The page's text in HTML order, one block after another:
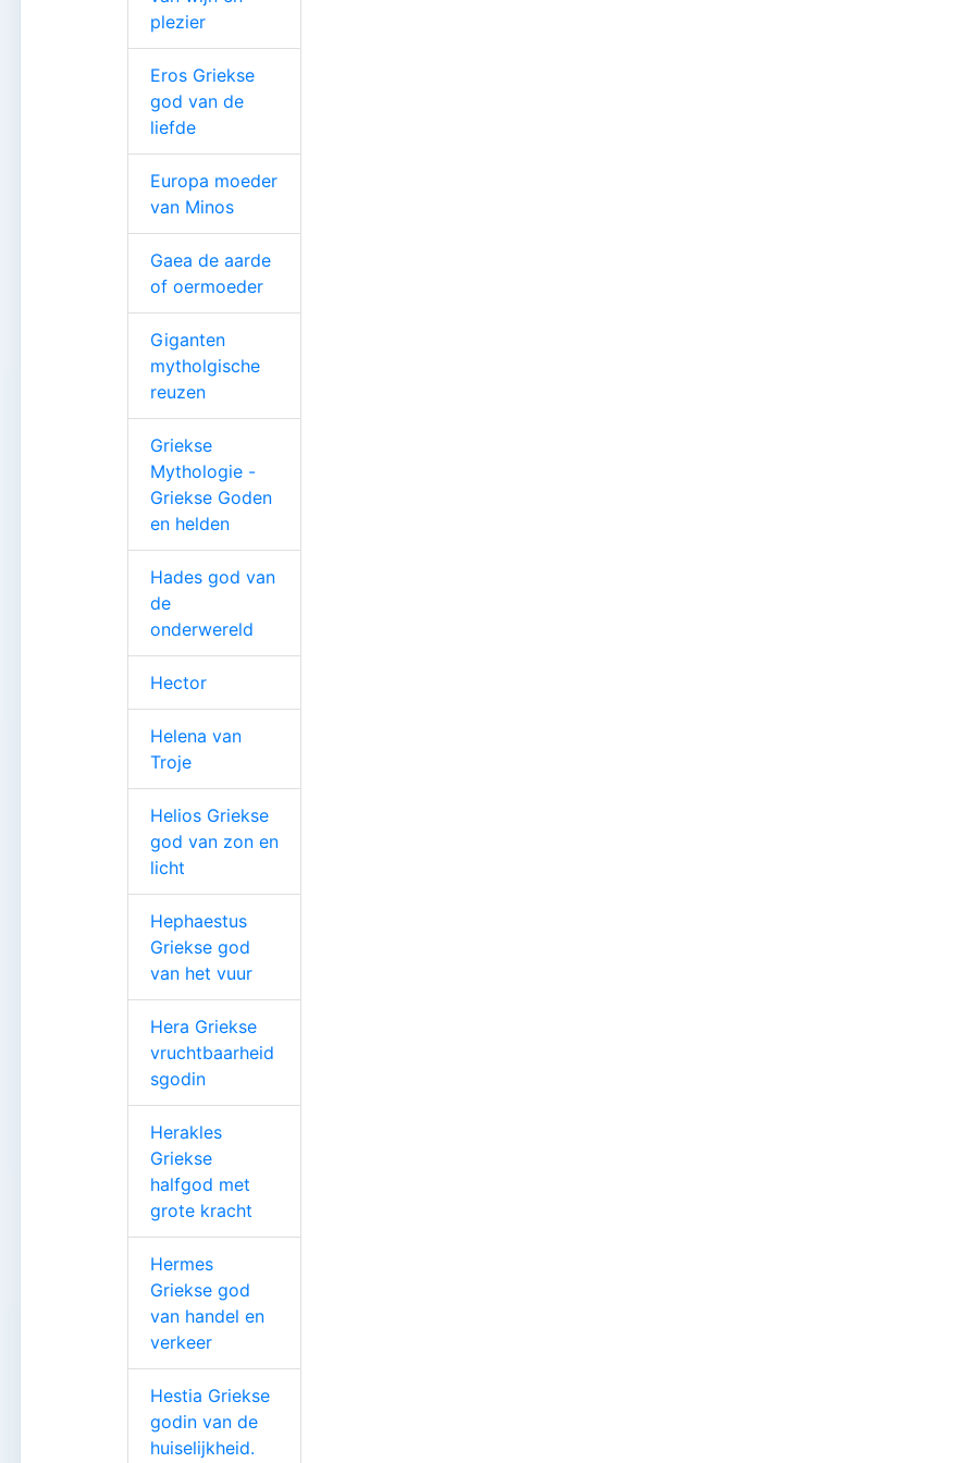
plezier
Eros Griekse
god van de
liefde
Europa moeder
van Minos
Gaea de aarde
of oermoeder
Giganten
mytholgische
reuzen
Griekse
Mythologie -
Griekse Goden
en helden
Hades god van
de
onderwereld
Hector
Helena van
Troje
Helios Griekse
god van zon en
licht
Hephaestus
Griekse god
van het vuur
Hera Griekse
vruchtbaarheid
sgodin
Herakles
Griekse
halfgod met
grote kracht
Hermes
Griekse god
van handel en
verkeer
Hestia Griekse
godin van de
huiselijkheid.